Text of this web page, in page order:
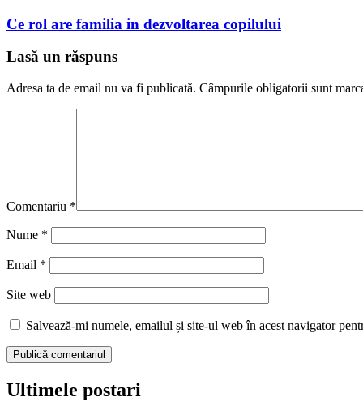
Ce rol are familia in dezvoltarea copilului
Lasă un răspuns
Adresa ta de email nu va fi publicată. Câmpurile obligatorii sunt
Comentariu *
Nume *
Email *
Site web
Salvează-mi numele, emailul și site-ul web în acest navigator
Ultimele postari